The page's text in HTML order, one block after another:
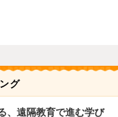
グ
、遠隔教育で進む学び